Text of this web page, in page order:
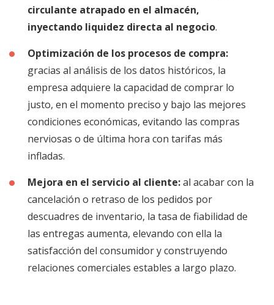
circulante atrapado en el almacén,
inyectando liquidez directa al negocio.
Optimización de los procesos de compra:
gracias al análisis de los datos históricos, la
empresa adquiere la capacidad de comprar lo
justo, en el momento preciso y bajo las mejores
condiciones económicas, evitando las compras
nerviosas o de última hora con tarifas más
infladas.
Mejora en el servicio al cliente:al acabar con la
cancelación o retraso de los pedidos por
descuadres de inventario, la tasa de fiabilidad de
las entregas aumenta, elevando con ella la
satisfacción del consumidor y construyendo
relaciones comerciales estables a largo plazo.